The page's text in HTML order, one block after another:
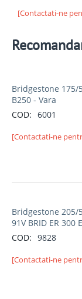
[Contactati-ne
Bridgestone 175/
B250 - Vara
COD: 6001
[Contactati-ne
Bridgestone 205/
91V BRID ER 300
COD: 9828
[Contactati-ne